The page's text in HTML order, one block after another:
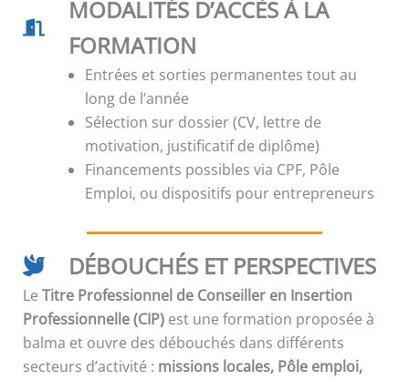
MODALITÉS D’ACCÈS À LA
FORMATION
Entrées et sorties permanentes tout au
long de l’année
Sélection sur dossier (CV, lettre de
motivation, justificatif de diplôme)
Financements possibles via CPF, Pôle
Emploi, ou dispositifs pour entrepreneurs
DÉBOUCHÉS ET PERSPECTIVES
Le Titre Professionnel de Conseiller en Insertion
Professionnelle (CIP) est une formation proposée à
balma et ouvre des débouchés dans différents
secteurs d’activité : missions locales, Pôle emploi,